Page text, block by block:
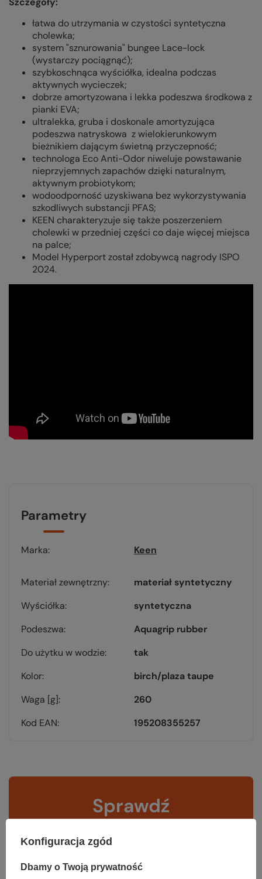
łatwa do utrzymania w czystości syntetyczna
cholewka;
system "sznurowania" bungee Lace-lock
(wystarczy pociągnąć);
szybkoschnąca wyściółka, idealna podczas
aktywnych wycieczek;
dobrze amortyzowana i lekka podeszwa środkowa z
pianki EVA;
ultralekka, gruba i doskonale amortyzująca
podeszwa natryskowa z wielokierunkowym
bieżnikiem dającym świetną przyczepność;
technologa Eco Anti-Odor niweluje powstawanie
nieprzyjemnych zapachów dzięki naturalnym,
aktywnym probiotykom;
wodoodporność uzyskiwana bez wykorzystywania
szkodliwych substancji PFAS;
KEEN charakteryzuje się także poszerzeniem
cholewki w przedniej części co daje więcej miejsca
na palce;
Model Hyperport został zdobywcą nagrody ISPO
2024.
Parametry
Marka Keen
Materiał zewnętrzny
materiał syntetyczny
Wyściółka
syntetyczna
Podeszwa
Aquagrip rubber
Do użytku w wodzie
tak
Kolor
birch/plaza taupe
Waga [g]
260
Kod EAN
195208355257
Sprawdź
czy masz wszystko
TWOJA LISTA SPRZĘTOWA
Konfiguracja zgód
Dbamy o Twoją prywatność